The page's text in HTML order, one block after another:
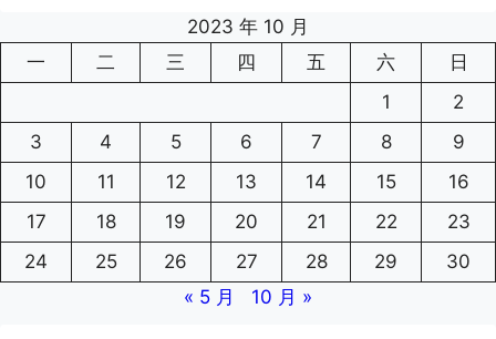
2023 年 10 月
一
二 三 四 五 六
日
1
2
3
4 5 6 7 8
9
10
11 12 13 14 15
16
17
18 19 20 21 22
23
24
25 26 27 28 29
30
« 5 月
10 月 »